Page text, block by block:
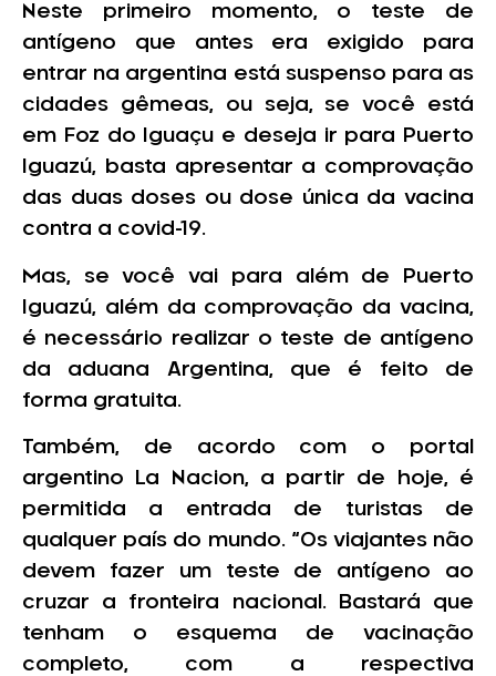
Neste primeiro momento, o teste de
antígeno que antes era exigido para
entrar na argentina está suspenso para as
cidades gêmeas, ou seja, se você está
em Foz do Iguaçu e deseja ir para Puerto
Iguazú, basta apresentar a comprovação
das duas doses ou dose única da vacina
contra a covid-19.
Mas, se você vai para além de Puerto
Iguazú, além da comprovação da vacina,
é necessário realizar o teste de antígeno
da aduana Argentina, que é feito de
forma gratuita.
Também, de acordo com o portal
argentino La Nacion, a partir de hoje, é
permitida a entrada de turistas de
qualquer país do mundo. “Os viajantes não
devem fazer um teste de antígeno ao
cruzar a fronteira nacional. Bastará que
tenham o esquema de vacinação
completo, com a respectiva